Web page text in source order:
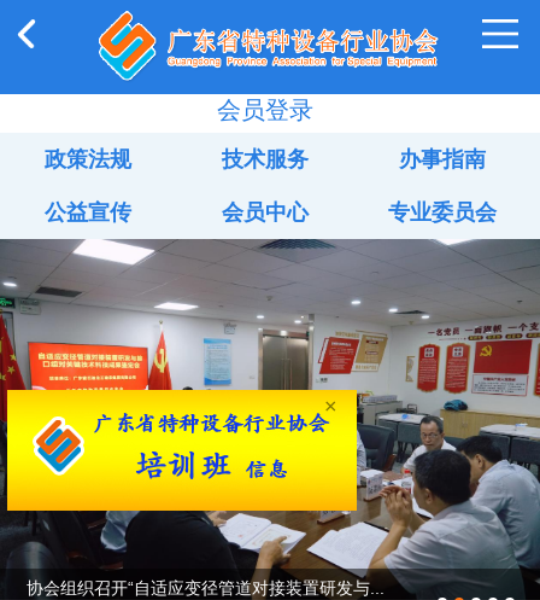
会员登录
政策法规 技术服务 办事指南
公益宣传 会员中心 专业委员会
协会组织召开“自适应变径管道对接装置研发与...
×